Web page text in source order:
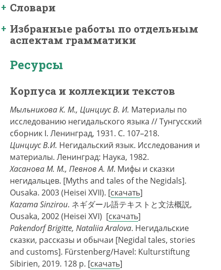
Словари
Избранные работы по отдельным
аспектам грамматики
Ресурсы
Корпуса и коллекции текстов
Мыльникова К. М., Цинциус В. И. Материалы по
исследованию негидальского языка // Тунгусский
сборник I. Ленинград, 1931. C. 107–218.
Цинциус В.И. Негидальский язык. Исследования и
материалы. Ленинград: Наука, 1982.
Хасанова М. М., Певнов А. М. Мифы и сказки
негидальцев. [Myths and tales of the Negidals].
Ousaka. 2003 (Heisei XVII). [скачать]
Kazama Sinzirou. ネギダール語テキストと文法概説,
Ousaka, 2002 (Heisei XVI) [скачать]
Pakendorf Brigitte, Nataliia Aralova. Негидальские
сказки, рассказы и обычаи [Negidal tales, stories
and customs]. Fürstenberg/Havel: Kulturstiftung
Sibirien, 2019. 128 p. [скачать]